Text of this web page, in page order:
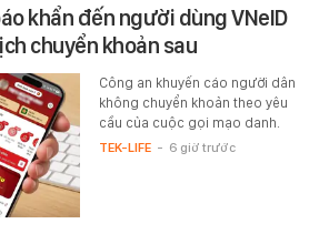
khẩn đến người dùng VNeID
chuyển khoản sau
Công an khuyến cáo người dân
không chuyển khoản theo yêu
cầu của cuộc gọi mạo danh.
TEK-LIFE - 6 giờ trước